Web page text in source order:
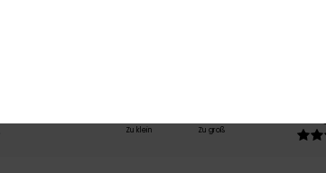
Zu klein Zu groß